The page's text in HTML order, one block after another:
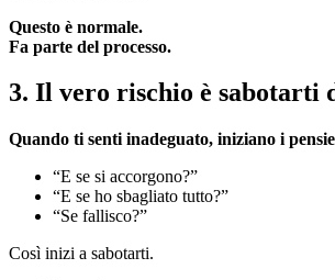
Questo è normale.
Fa parte del processo.
3. Il vero rischio è sabotarti
Quando ti senti inadeguato, iniziano i
“E se si accorgono?”
“E se ho sbagliato tutto?”
“Se fallisco?”
Così inizi a sabotarti.